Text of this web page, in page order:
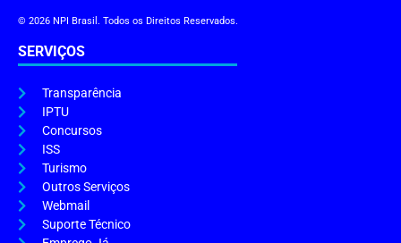
© 2026 NPI Brasil. Todos os Direitos Reservados.
SERVIÇOS
Transparência
IPTU
Concursos
ISS
Turismo
Outros Serviços
Webmail
Suporte Técnico